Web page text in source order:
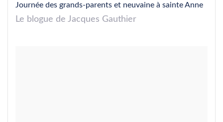
Journée des grands-parents et neuvaine à sainte Anne
Le blogue de Jacques Gauthier